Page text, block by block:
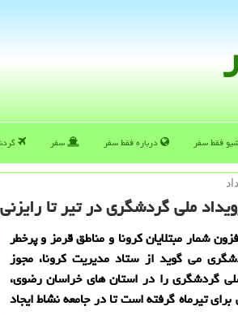
فقط سفر درباره فقط سفر سفر
ملی گردشگری در تیر تا رایزنی با ۷
شمار مبتلایان كرونا و مناطق قرمز و پرخطر
می گوید از ستاد مدیریت كرونا، مجوز
گردشگری را در استان های خراسان رضوی،
تیرماه گرفته است تا در جامعه نشاط ایجاد